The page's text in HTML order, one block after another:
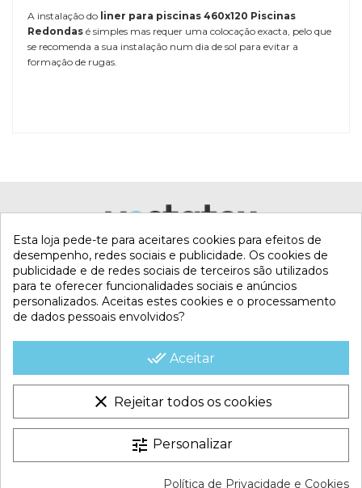
A instalação do liner para piscinas 460x120 Piscinas
Redondas é simples mas requer uma colocação exacta, pelo que
se recomenda a sua instalação num dia de sol para evitar a
formação de rugas.
CONTACTA CON NOSOTROS
CONDICIONES COMERCIALES
Aviso legal | Termos e Condições |
Esta loja pede-te para aceitares cookies para efeitos de
desempenho, redes sociais e publicidade. Os cookies de
publicidade e de redes sociais de terceiros são utilizados
para te oferecer funcionalidades sociais e anúncios
personalizados. Aceitas estes cookies e o processamento
de dados pessoais envolvidos?
done_all Aceitar
clear Rejeitar todos os cookies
tune Personalizar
Política de Privacidade e Cookies